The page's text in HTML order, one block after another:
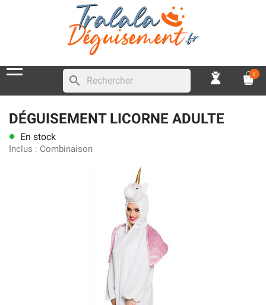
search 0
DÉGUISEMENT LICORNE ADULTE
lens En stock
Inclus : Combinaison